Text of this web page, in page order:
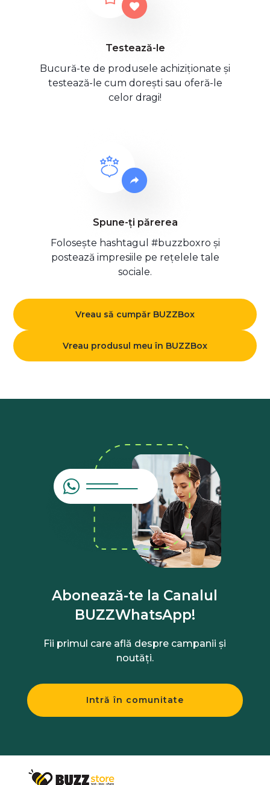
Testează-le
Bucură-te de produsele achiziționate și
testează-le cum dorești sau oferă-le
celor dragi!
Spune-ți părerea
Folosește hashtagul #buzzboxro și
postează impresiile pe rețelele tale
sociale.
Vreau să cumpăr BUZZBox
Vreau produsul meu în BUZZBox
Abonează-te la Canalul
BUZZWhatsApp!
Fii primul care află despre campanii și
noutăți.
Intră în comunitate